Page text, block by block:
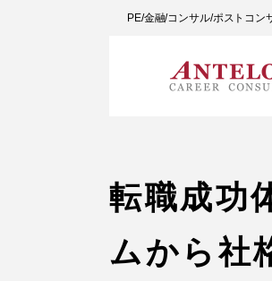
PE/金融/コンサル/ポストコ
転職成功
ムから社